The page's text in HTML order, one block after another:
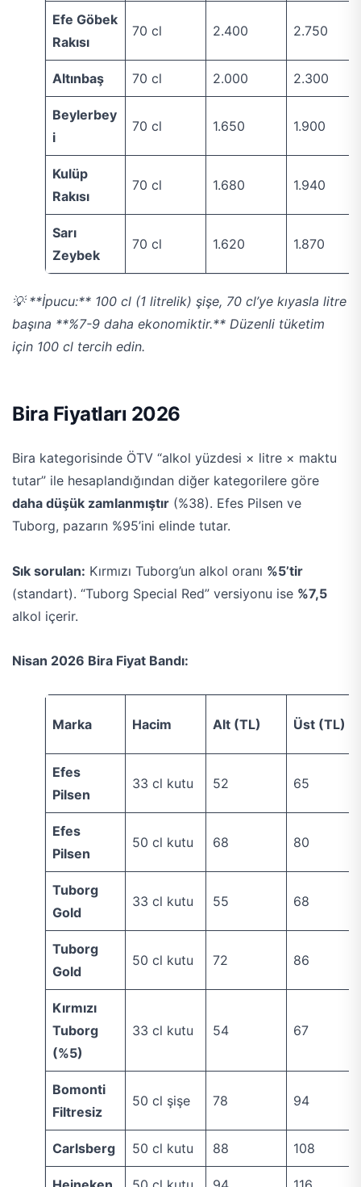
Efe Göbek
Rakısı
70 cl 2.400 2.750
Altınbaş 70 cl 2.000 2.300
Beylerbey
i
70 cl 1.650 1.900
Kulüp
Rakısı
70 cl 1.680 1.940
Sarı
Zeybek
70 cl 1.620 1.870
💡 **İpucu:** 100 cl (1 litrelik) şişe, 70 cl’ye kıyasla litre
başına **%7-9 daha ekonomiktir.** Düzenli tüketim
için 100 cl tercih edin.
Bira Fiyatları 2026
Bira kategorisinde ÖTV “alkol yüzdesi × litre × maktu
tutar” ile hesaplandığından diğer kategorilere göre
daha düşük zamlanmıştır (%38). Efes Pilsen ve
Tuborg, pazarın %95’ini elinde tutar.
Sık sorulan: Kırmızı Tuborg’un alkol oranı %5’tir
(standart). “Tuborg Special Red” versiyonu ise %7,5
alkol içerir.
Nisan 2026 Bira Fiyat Bandı:
Marka Hacim Alt (TL) Üst (TL)
Efes
Pilsen
33 cl kutu 52 65
Efes
Pilsen
50 cl kutu 68 80
Tuborg
Gold
33 cl kutu 55 68
Tuborg
Gold
50 cl kutu 72 86
Kırmızı
Tuborg
(%5)
33 cl kutu 54 67
Bomonti
Filtresiz
50 cl şişe 78 94
Carlsberg 50 cl kutu 88 108